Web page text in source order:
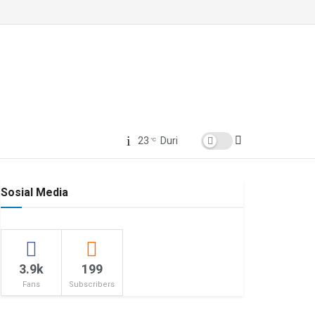
23 °C Duri
Sosial Media
3.9k
Fans
199
Subscribers